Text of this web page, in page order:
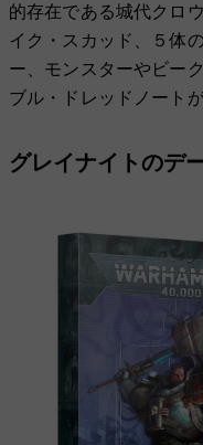
的存在である城代クロ
イク・スカッド、５体
ー、モンスターやビー
ブル・ドレッドノート
グレイナイトのデ